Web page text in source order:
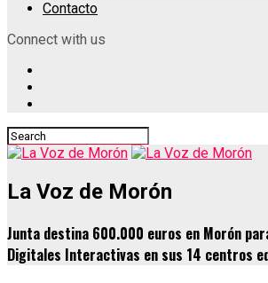
Contacto
Connect with us
La Voz de Morón
Junta destina 600.000 euros en Morón
Digitales Interactivas en sus 14 centros